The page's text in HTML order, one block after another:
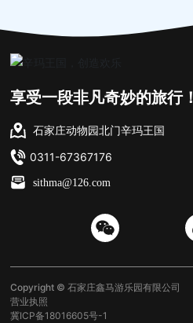
石家庄动物园北门辛玛王国
0311-67367176
sithma@126.com
享受一段非凡奇妙的旅行！
Copyright © 石家庄鑫马游乐园有限公司
营业执照
冀ICP备18016605号-1